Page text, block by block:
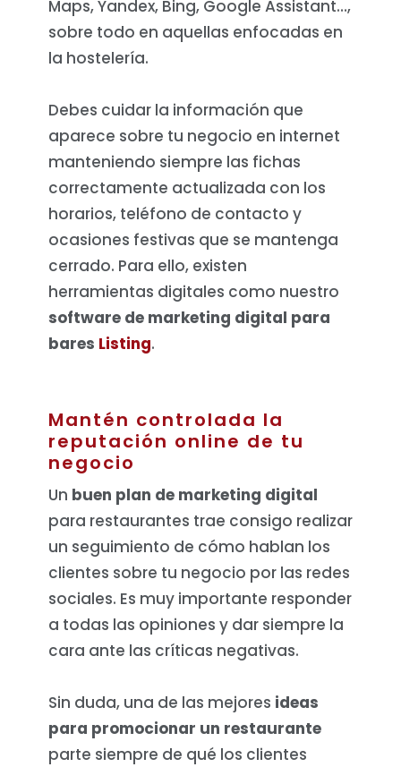
Maps, Yandex, Bing, Google Assistant…,
sobre todo en aquellas enfocadas en
la hostelería.
Debes cuidar la información que
aparece sobre tu negocio en internet
manteniendo siempre las fichas
correctamente actualizada con los
horarios, teléfono de contacto y
ocasiones festivas que se mantenga
cerrado. Para ello, existen
herramientas digitales como nuestro
software de marketing digital para
bares Listing.
Mantén controlada la
reputación online de tu
negocio
Un buen plan de marketing digital
para restaurantes trae consigo realizar
un seguimiento de cómo hablan los
clientes sobre tu negocio por las redes
sociales. Es muy importante responder
a todas las opiniones y dar siempre la
cara ante las críticas negativas.
Sin duda, una de las mejores ideas
para promocionar un restaurante
parte siempre de qué los clientes